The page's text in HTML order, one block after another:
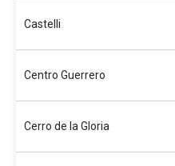
Castelli
Centro Guerrero
Cerro de la Gloria